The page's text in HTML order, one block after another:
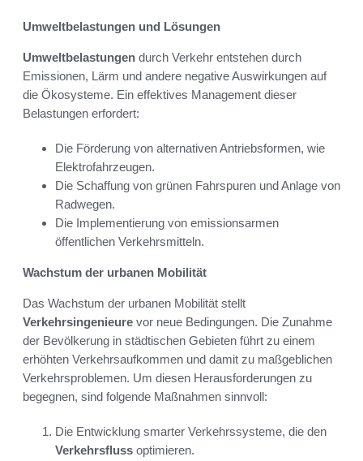
Umweltbelastungen und Lösungen
Umweltbelastungen durch Verkehr entstehen durch
Emissionen, Lärm und andere negative Auswirkungen auf
die Ökosysteme. Ein effektives Management dieser
Belastungen erfordert:
Die Förderung von alternativen Antriebsformen, wie
Elektrofahrzeugen.
Die Schaffung von grünen Fahrspuren und Anlage von
Radwegen.
Die Implementierung von emissionsarmen
öffentlichen Verkehrsmitteln.
Wachstum der urbanen Mobilität
Das Wachstum der urbanen Mobilität stellt
Verkehrsingenieure vor neue Bedingungen. Die Zunahme
der Bevölkerung in städtischen Gebieten führt zu einem
erhöhten Verkehrsaufkommen und damit zu maßgeblichen
Verkehrsproblemen. Um diesen Herausforderungen zu
begegnen, sind folgende Maßnahmen sinnvoll:
Die Entwicklung smarter Verkehrssysteme, die den
Verkehrsfluss optimieren.